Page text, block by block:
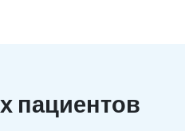
пациентов